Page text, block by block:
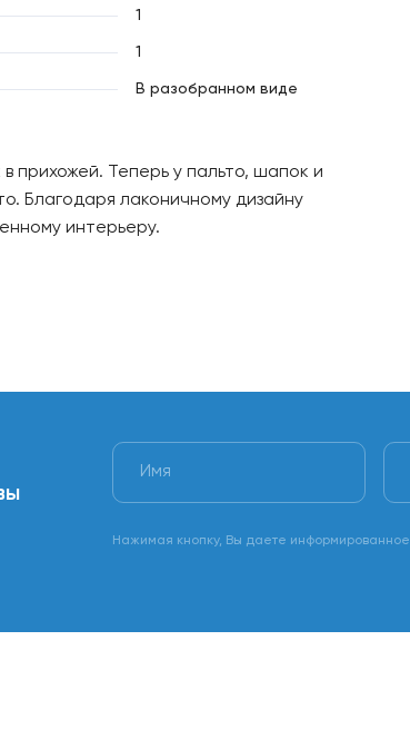
1
1
В разобранном виде
прихожей. Теперь у пальто, шапок и
Благодаря лаконичному дизайну
интерьеру.
Нажимая кнопку, Вы даете информированное